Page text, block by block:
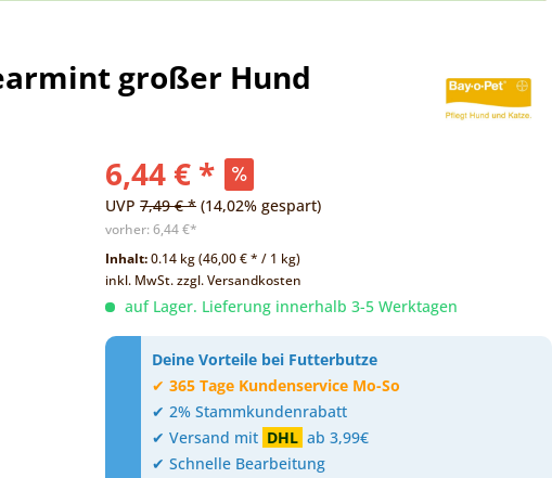
großer Hund
6,44 € *
UVP7,49 € * (14,02% gespart)
vorher:6,44 €*
Inhalt:0.14 kg (46,00 € * / 1 kg)
inkl. MwSt.zzgl. Versandkosten
auf Lager. Lieferung innerhalb 3-5 Werktagen
Deine Vorteile bei Futterbutze
✔365 Tage Kundenservice Mo-So
✔ 2% Stammkundenrabatt
✔ Versand mit DHL ab 3,99€
✔ Schnelle Bearbeitung